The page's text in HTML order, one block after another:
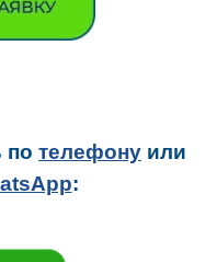
по телефону или
: